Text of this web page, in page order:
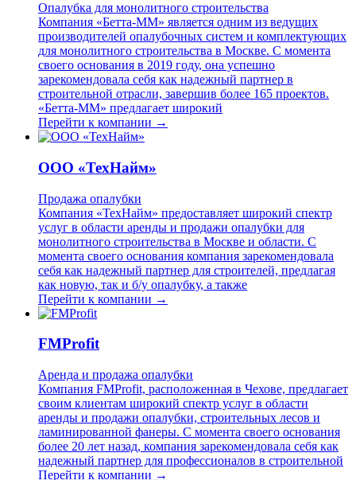
Опалубка для монолитного строительства
Компания «Бетта-ММ» является одним из ведущих
производителей опалубочных систем и комплектующих
для монолитного строительства в Москве. С момента
своего основания в 2019 году, она успешно
зарекомендовала себя как надежный партнер в
строительной отрасли, завершив более 165 проектов.
«Бетта-ММ» предлагает широкий
Перейти к компании →
ООО «ТехНайм»
Продажа опалубки
Компания «ТехНайм» предоставляет широкий спектр
услуг в области аренды и продажи опалубки для
монолитного строительства в Москве и области. С
момента своего основания компания зарекомендовала
себя как надежный партнер для строителей, предлагая
как новую, так и б/у опалубку, а также
Перейти к компании →
FMProfit
Аренда и продажа опалубки
Компания FMProfit, расположенная в Чехове, предлагает
своим клиентам широкий спектр услуг в области
аренды и продажи опалубки, строительных лесов и
ламинированной фанеры. С момента своего основания
более 20 лет назад, компания зарекомендовала себя как
надежный партнер для профессионалов в строительной
Перейти к компании →